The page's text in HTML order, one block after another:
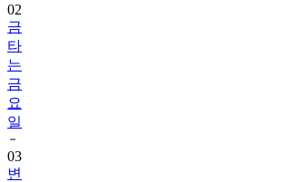
02
금
타
는
금
요
일
03
변